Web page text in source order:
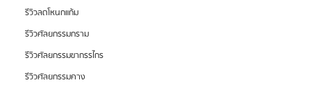
รีวิวลดโหนกแก้ม
รีวิวศัลยกรรมกราม
รีวิวศัลยกรรมขากรรไกร
รีวิวศัลยกรรมคาง